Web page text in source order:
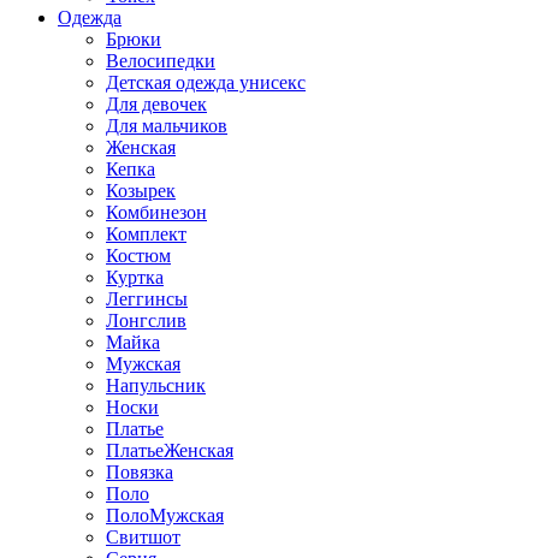
Одежда
Брюки
Велосипедки
Детская одежда унисекс
Для девочек
Для мальчиков
Женская
Кепка
Козырек
Комбинезон
Комплект
Костюм
Куртка
Леггинсы
Лонгслив
Майка
Мужская
Напульсник
Носки
Платье
ПлатьеЖенская
Повязка
Поло
ПолоМужская
Свитшот